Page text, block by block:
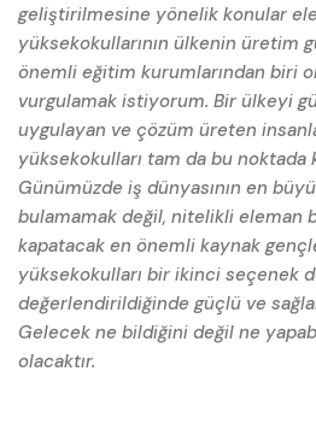
geliştirilmesine yönelik konular ele
yüksekokullarının ülkenin üretim
önemli eğitim kurumlarından biri
vurgulamak istiyorum. Bir ülkeyi
uygulayan ve çözüm üreten
yüksekokulları tam da bu
Günümüzde iş dünyasının en
bulamamak değil, nitelikli eleman
kapatacak en önemli kaynak
yüksekokulları bir ikinci seçenek
değerlendirildiğinde güçlü ve
Gelecek ne bildiğini değil ne
olacaktır.